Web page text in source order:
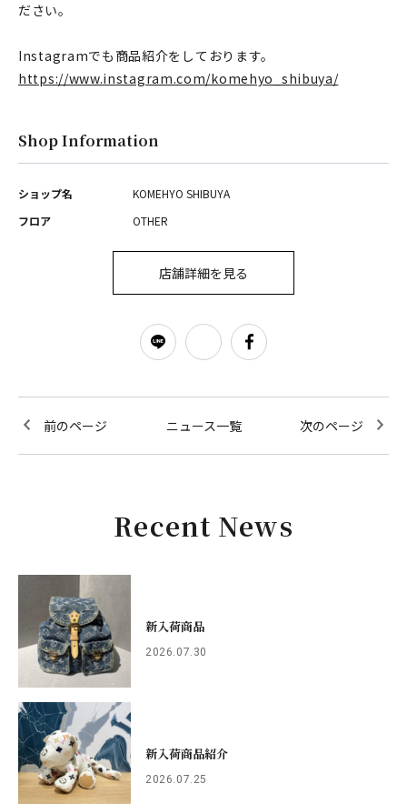
ださい。
Instagramでも商品紹介をしております。
https://www.instagram.com/komehyo_shibuya/
Shop Information
ショップ名
KOMEHYO SHIBUYA
フロア
OTHER
店舗詳細を見る
前のページ ニュース一覧 次のページ
Recent News
新入荷商品
2026.07.30
新入荷商品紹介
2026.07.25